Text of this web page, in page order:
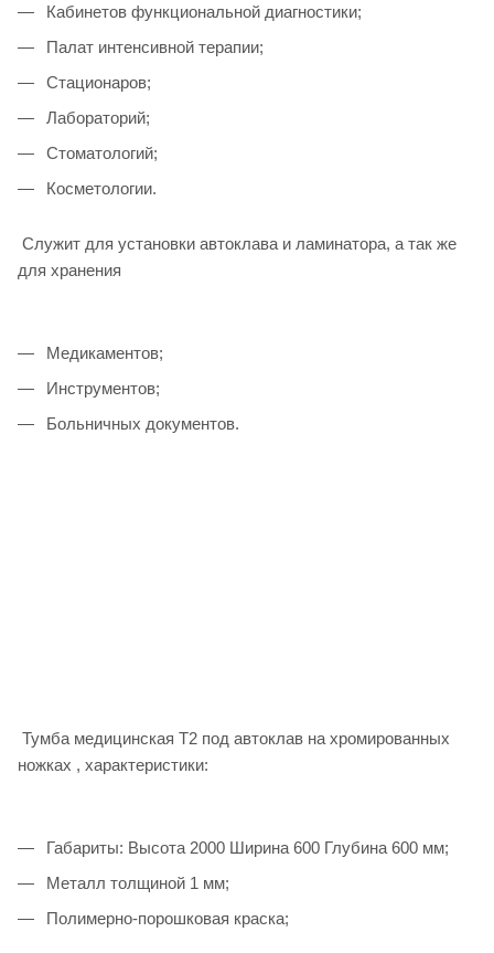
Кабинетов функциональной диагностики;
Палат интенсивной терапии;
Стационаров;
Лабораторий;
Стоматологий;
Косметологии.
Служит для установки автоклава и ламинатора, а так же
для хранения
Медикаментов;
Инструментов;
Больничных документов.
Тумба медицинская Т2 под автоклав на хромированных
ножках , характеристики:
Габариты: Высота 2000 Ширина 600 Глубина 600 мм;
Металл толщиной 1 мм;
Полимерно-порошковая краска;